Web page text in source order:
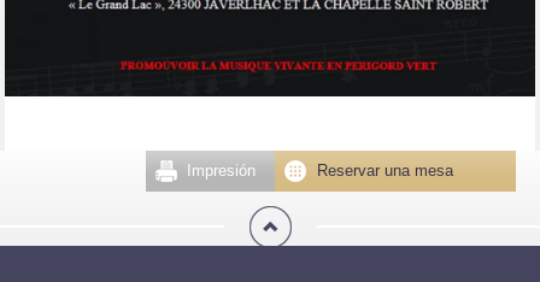
Reservar una mesa
Impresión